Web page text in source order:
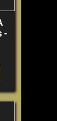
-